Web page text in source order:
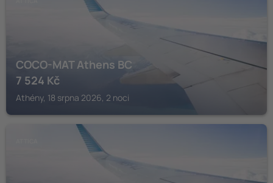
COCO-MAT Athens BC
7 524 Kč
Athény, 18 srpna 2026, 2 noci